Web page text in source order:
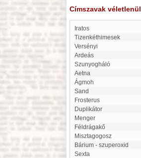
Címszavak véletlenül
Iratos
Tizenkéthimesek
Versényi
Ardeás
Szunyogháló
Aetna
Ágmoh
Sand
Frosterus
duplikátor
Menger
Féldrágakő
Misztagogosz
Bárium - szuperoxid
Sexta